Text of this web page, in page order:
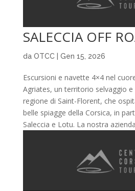
SALECCIA OFF
da OTCC| Gen 15, 2026
Escursioni e navette 4×4 nel
Agriates, un territorio selvaggio
regione di Saint-Florent, che
belle spiagge della Corsica, in
Saleccia e Lotu. La nostra